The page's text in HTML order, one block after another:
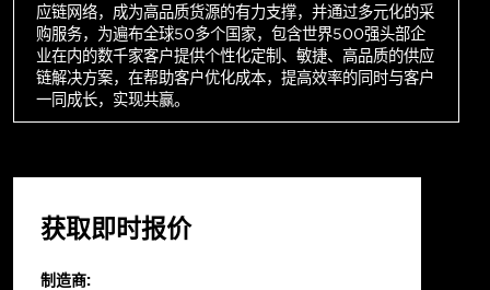
应链网络，成为高品质货源的有力支撑，并通过多元化的采
购服务，为遍布全球50多个国家，包含世界500强头部企
业在内的数千家客户提供个性化定制、敏捷、高品质的供应
链解决方案，在帮助客户优化成本，提高效率的同时与客户
一同成长，实现共赢。
获取即时报价
制造商: